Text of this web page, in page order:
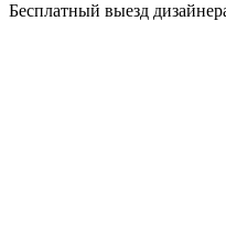
Бесплатный выезд